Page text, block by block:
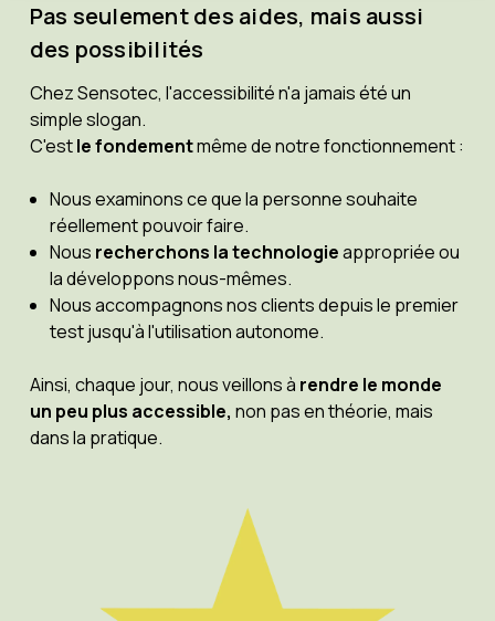
Pas seulement des aides, mais aussi
des possibilités
Chez Sensotec, l'accessibilité n'a jamais été un
simple slogan.
C'estle fondementmême de notre fonctionnement :
Nous examinons ce que la personne souhaite
réellement pouvoir faire.
Nous recherchons la technologieappropriée ou
la développons nous-mêmes.
Nous accompagnons nos clients depuis le premier
test jusqu'à l'utilisation autonome.
Ainsi, chaque jour, nous veillons à rendre le monde
un peu plus accessible, non pas en théorie, mais
dans la pratique.